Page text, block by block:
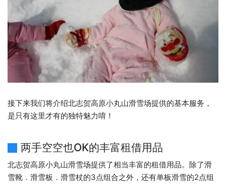
接下来我们将介绍北志贺高原小丸山滑雪场提供的基本服务，
是只有这里才有的独特魅力唷！
两手空空也OK的丰富租借用品
北志贺高原小丸山滑雪场提供了相当丰富的租借用品。除了滑
雪靴．滑雪板．滑雪杖的3点组合之外，还有单板滑雪的2点组